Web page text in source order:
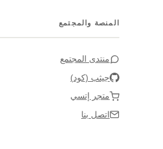
المنصة والمجتمع
منتدى المجتمع
جيثب (كود)
متجر إتسي
اتصل بنا